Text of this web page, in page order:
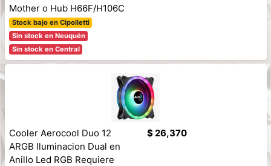
Mother o Hub H66F/H106C
Stock bajo en Cipolletti
Sin stock en Neuquén
Sin stock en Central
Cooler Aerocool Duo 12
ARGB Iluminacion Dual en
Anillo Led RGB Requiere
$ 26,370